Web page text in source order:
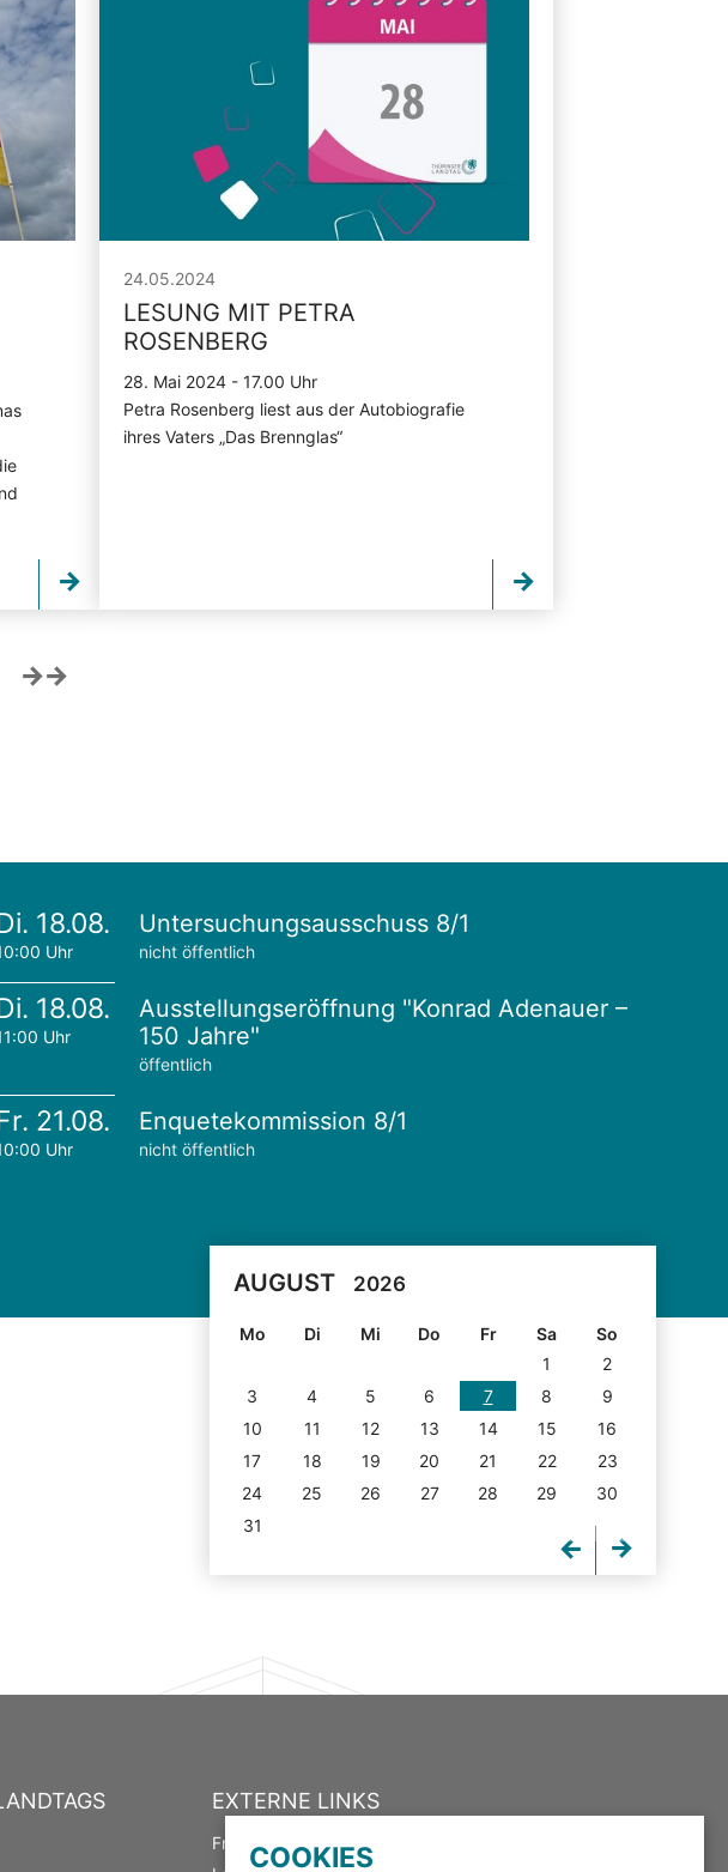
24.05.2024
LESUNG MIT PETRA
ROSENBERG
28. Mai 2024 - 17.00 Uhr
Petra Rosenberg liest aus der Autobiografie
ihres Vaters „Das Brennglas“
18.08.
Uhr
Untersuchungsausschuss 8/1
nicht öffentlich
18.08.
Uhr
Ausstellungseröffnung "Konrad Adenauer –
150 Jahre"
öffentlich
21.08.
Uhr
Enquetekommission 8/1
nicht öffentlich
AUGUST 2026
Mo Di Mi Do Fr Sa
So
1
2
3
4 5 6 7 8
9
10
11 12 13 14 15
16
17
18 19 20 21 22
23
24
25 26 27 28 29
30
31
EXTERNE LINKS
Freistaat Thüringen
COOKIES